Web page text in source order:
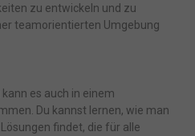
zu entwickeln und zu
teamorientierten Umgebung
es auch in einem
Du kannst lernen, wie man
findet, die für alle